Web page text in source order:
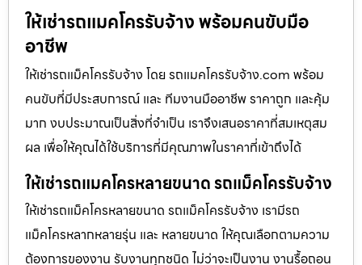
ให้เช่ารถแมคโครรับจ้าง พร้อมคนขับมือ
อาชีพ
ให้เช่ารถแม็คโครรับจ้าง โดย รถแมคโครรับจ้าง.com พร้อม
คนขับที่มีประสบการณ์ และ ทีมงานมืออาชีพ ราคาถูก และคุ้ม
มาก งบประมาณเป็นสิ่งที่จำเป็น เราจึงเสนอราคาที่สมเหตุสม
ผล เพื่อให้คุณได้ใช้บริการที่มีคุณภาพในราคาที่เข้าถึงได้
ให้เช่ารถแมคโครหลายขนาด รถแม็คโครรับจ้าง
ให้เช่ารถแม็คโครหลายขนาด รถแม็คโครรับจ้าง เรามีรถ
แม็คโครหลากหลายรุ่น และ หลายขนาด ให้คุณเลือกตามความ
ต้องการของงาน รับงานทุกชนิด ไม่ว่าจะเป็นงาน งานรื้อถอน